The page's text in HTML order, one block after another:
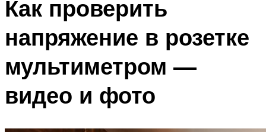
Как проверить
напряжение в розетке
мультиметром —
видео и фото